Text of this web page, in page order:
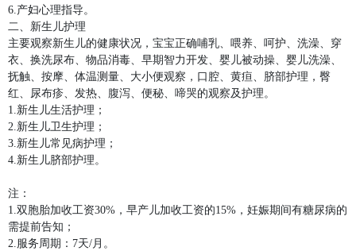
6.产妇心理指导。
二、新生儿护理
主要观察新生儿的健康状况，宝宝正确哺乳、喂养、呵护、洗澡、穿
衣、换洗尿布、物品消毒、早期智力开发、婴儿被动操、婴儿洗澡、
抚触、按摩、体温测量、大小便观察，口腔、黄疸、脐部护理，臀
红、尿布疹、发热、腹泻、便秘、啼哭的观察及护理。
1.新生儿生活护理；
2.新生儿卫生护理；
3.新生儿常见病护理；
4.新生儿脐部护理。
注：
1.双胞胎加收工资30%，早产儿加收工资的15%，妊娠期间有糖尿病的
需提前告知；
2.服务周期：7天/月。